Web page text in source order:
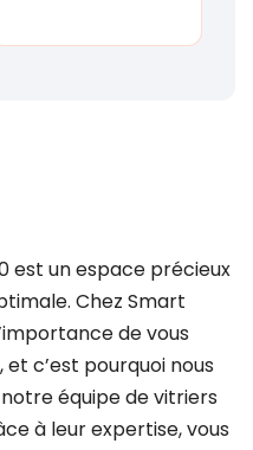
est un espace précieux
Chez Smart
de vous
c’est pourquoi nous
équipe de vitriers
à leur expertise, vous